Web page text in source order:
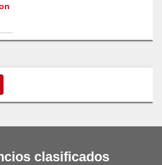
clasificados